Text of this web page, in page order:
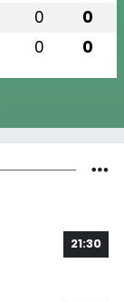
0 0
0 0
21:30